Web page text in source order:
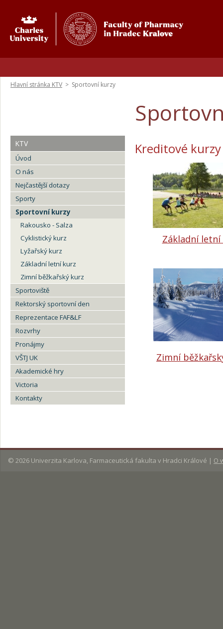
Hlavní stránka KTV > Sportovní kurzy
KTV
Úvod
O nás
Nejčastější dotazy
Sporty
Sportovní kurzy
Rakousko - Salza
Cyklistický kurz
Lyžařský kurz
Základní letní kurz
Zimní běžkařský kurz
Sportoviště
Rektorský sportovní den
Reprezentace FAF&LF
Rozvrhy
Pronájmy
VŠTJ UK
Akademické hry
Victoria
Kontakty
Kreditové kurzy
Základní letní
Zimní
© 2026 Univerzita Karlova, Farmaceutická fakulta v Hradci Králové | O